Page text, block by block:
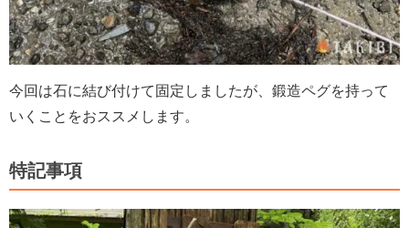
今回は石に結び付けて固定しましたが、鍛造ペグを持って
いくことをおススメします。
特記事項